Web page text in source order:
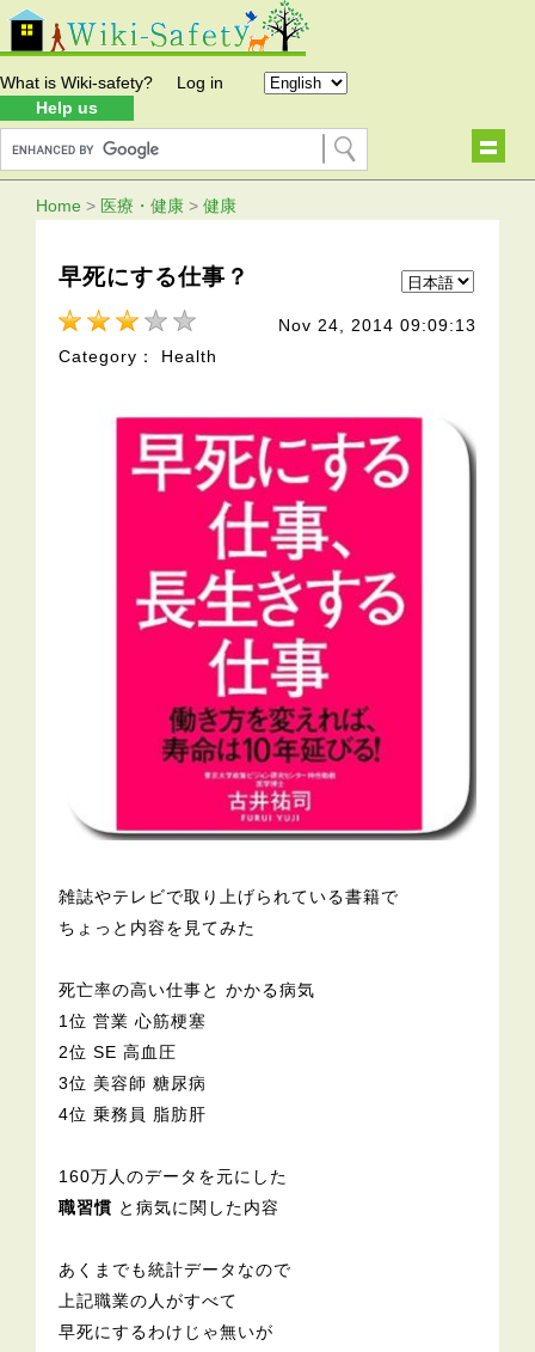
What is Wiki-safety?
Help us
Log in
Home > 医療・健康 > 健康
早死にする仕事？
Nov 24, 2014 09:09:13
Category： Health
雑誌やテレビで取り上げられている書籍で
ちょっと内容を見てみた
死亡率の高い仕事と かかる病気
1位 営業 心筋梗塞
2位 SE 高血圧
3位 美容師 糖尿病
4位 乗務員 脂肪肝
160万人のデータを元にした
職習慣 と病気に関した内容
あくまでも統計データなので
上記職業の人がすべて
早死にするわけじゃ無いが